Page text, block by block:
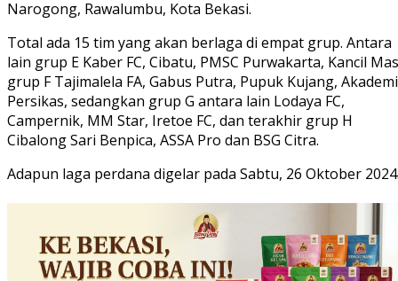
Narogong, Rawalumbu, Kota Bekasi.
Total ada 15 tim yang akan berlaga di empat grup. Antara
lain grup E Kaber FC, Cibatu, PMSC Purwakarta, Kancil
grup F Tajimalela FA, Gabus Putra, Pupuk Kujang, Akademi
Persikas, sedangkan grup G antara lain Lodaya FC,
Campernik, MM Star, Iretoe FC, dan terakhir grup H
Cibalong Sari Benpica, ASSA Pro dan BSG Citra.
Adapun laga perdana digelar pada Sabtu, 26 Oktober